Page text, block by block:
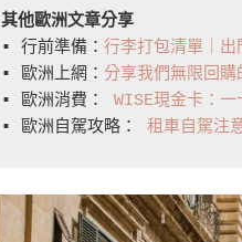
其他歐洲文章分享
▪️ 行前準備： 行李打包清單｜出
▪️ 歐洲上網： 分享我們無限回
▪️ 歐洲消費： WISE現金卡：
▪️ 歐洲自駕攻略： 租車自駕注